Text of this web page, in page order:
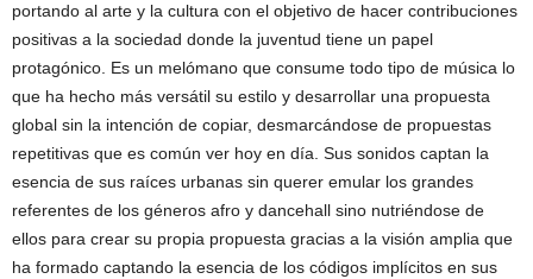
portando al arte y la cultura con el objetivo de hacer contribuciones
positivas a la sociedad donde la juventud tiene un papel
protagónico. Es un melómano que consume todo tipo de música lo
que ha hecho más versátil su estilo y desarrollar una propuesta
global sin la intención de copiar, desmarcándose de propuestas
repetitivas que es común ver hoy en día. Sus sonidos captan la
esencia de sus raíces urbanas sin querer emular los grandes
referentes de los géneros afro y dancehall sino nutriéndose de
ellos para crear su propia propuesta gracias a la visión amplia que
ha formado captando la esencia de los códigos implícitos en sus